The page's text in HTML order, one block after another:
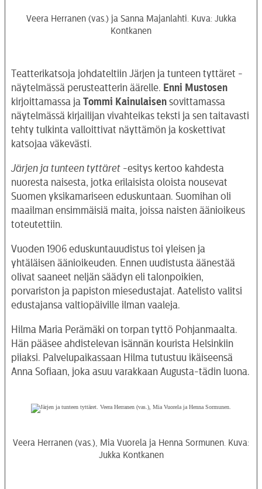
Veera Herranen (vas.) ja Sanna Majanlahti. Kuva: Jukka
Kontkanen
Teatterikatsoja johdateltiin Järjen ja tunteen tyttäret -
näytelmässä perusteatterin äärelle. Enni Mustosen
kirjoittamassa ja Tommi Kainulaisen sovittamassa
näytelmässä kirjailijan vivahteikas teksti ja sen taitavasti
tehty tulkinta valloittivat näyttämön ja koskettivat
katsojaa väkevästi.
Järjen ja tunteen tyttäret -esitys kertoo kahdesta
nuoresta naisesta, jotka erilaisista oloista nousevat
Suomen yksikamariseen eduskuntaan. Suomihan oli
maailman ensimmäisiä maita, joissa naisten äänioikeus
toteutettiin.
Vuoden 1906 eduskuntauudistus toi yleisen ja
yhtäläisen äänioikeuden. Ennen uudistusta äänestää
olivat saaneet neljän säädyn eli talonpoikien,
porvariston ja papiston miesedustajat. Aatelisto valitsi
edustajansa valtiopäiville ilman vaaleja.
Hilma Maria Perämäki on torpan tyttö Pohjanmaalta.
Hän pääsee ahdistelevan isännän kourista Helsinkiin
piiaksi. Palvelupaikassaan Hilma tutustuu ikäiseensä
Anna Sofiaan, joka asuu varakkaan Augusta-tädin luona.
Veera Herranen (vas.), Mia Vuorela ja Henna Sormunen. Kuva:
Jukka Kontkanen